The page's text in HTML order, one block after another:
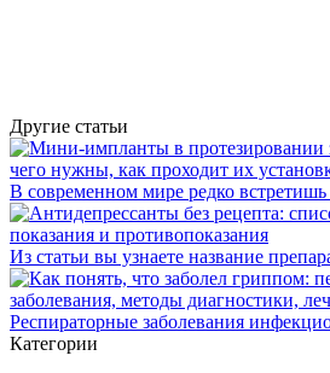
Другие статьи
В современном мире редко
Из статьи вы узнаете название
Респираторные заболевания
Категории